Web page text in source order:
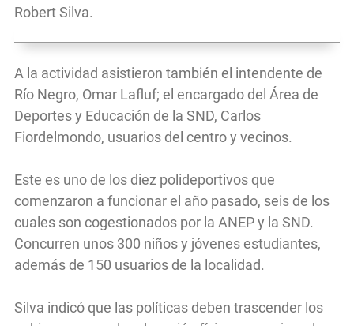
Robert Silva.
A la actividad asistieron también el intendente de
Río Negro, Omar Lafluf; el encargado del Área de
Deportes y Educación de la SND, Carlos
Fiordelmondo, usuarios del centro y vecinos.
Este es uno de los diez polideportivos que
comenzaron a funcionar el año pasado, seis de los
cuales son cogestionados por la ANEP y la SND.
Concurren unos 300 niños y jóvenes estudiantes,
además de 150 usuarios de la localidad.
Silva indicó que las políticas deben trascender los